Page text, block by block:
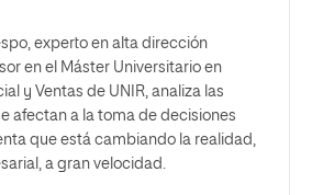
experto en alta dirección
en el Máster Universitario en
y Ventas de UNIR, analiza las
afectan a la toma de decisiones
que está cambiando la realidad,
a gran velocidad.